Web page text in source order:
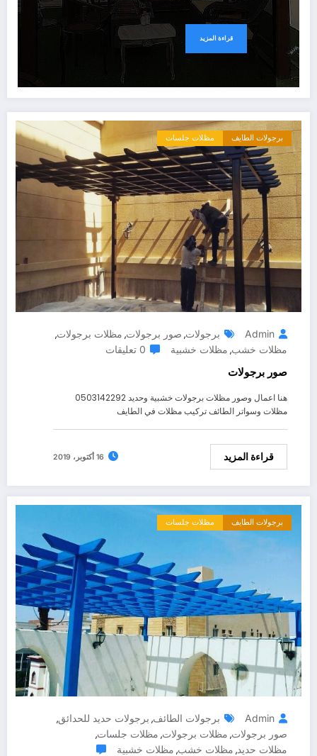
قراءة المزيد
برجولات الطايف مظلات جلسات
Admin برجولات, صور برجولات, مظلات برجولات,
مظلات خشب, مظلات خشبية 0 تعليقات
صور برجولات
هنا اعمال وصور مظلات برجولات خشبية وحديد 0503142292
مظلات وسواتر الطائف تركيب مظلات في الطايف
قراءة المزيد 16 أكتوبر، 2019
برجولات الطايف مظلات جلسات
Admin برجولات الطائف, برجولات حديد للحدائق,
صور برجولات, مظلات برجولات, مظلات جلسات,
مظلات حديد, مظلات خشب, مظلات خشبية